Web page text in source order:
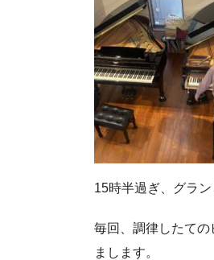
15時半過ぎ、グラ
毎回、調律したて
まします。